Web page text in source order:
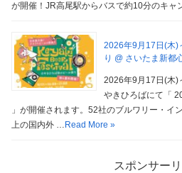
が開催！JR高尾駅からバスで約10分のキャ
2026年9月17日(木)
り @ さいたま新都
2026年9月17日(木)
やきひろばにて「
」が開催されます。52社のブルワリー・イ
上の国内外 … Read More »
スポンサー